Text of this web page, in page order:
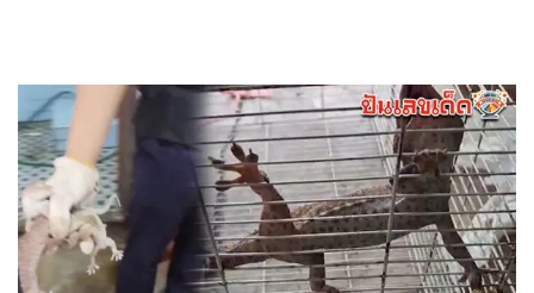
ถ่ายทอดสดหวยมาเลย์
ถ่ายทอดสดหวยญีปุ่น
ถ่ายทอดสดหวยไต้หวัน